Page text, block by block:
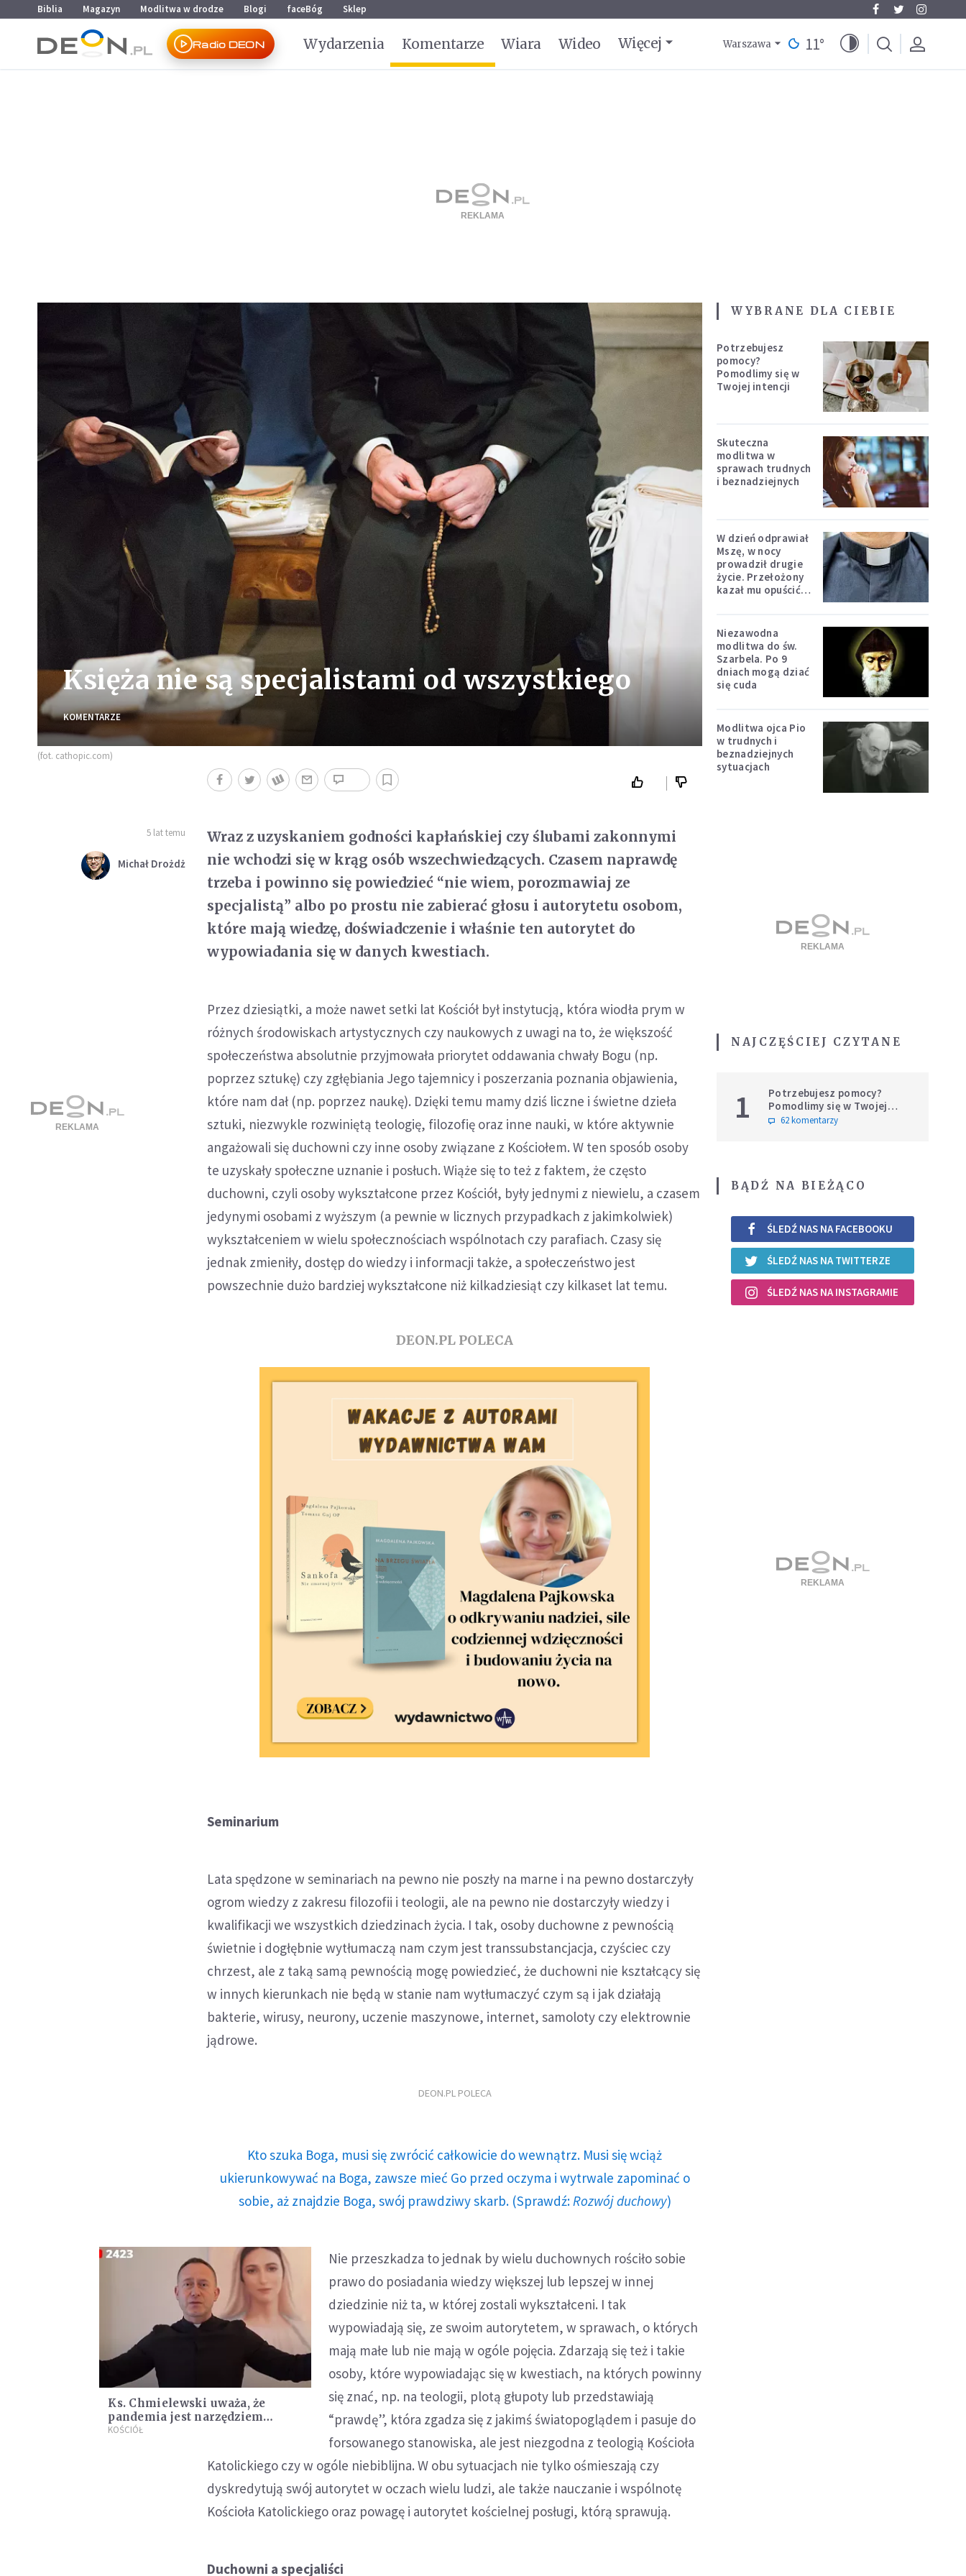
Przejdź do menu głównego
Przejdź do treści
Biblia Magazyn Modlitwa w drodze Blogi faceBóg Sklep
Radio DEON Wydarzenia Komentarze Wiara Wideo Więcej Warszawa 11°
Księża nie są specjalistami od wszystkiego
KOMENTARZE
(fot. cathopic.com)
5 lat temu
Michał Drożdż
Wraz z uzyskaniem godności kapłańskiej czy ślubami zakonnymi
nie wchodzi się w krąg osób wszechwiedzących. Czasem naprawdę
trzeba i powinno się powiedzieć “nie wiem, porozmawiaj ze
specjalistą” albo po prostu nie zabierać głosu i autorytetu osobom,
które mają wiedzę, doświadczenie i właśnie ten autorytet do
wypowiadania się w danych kwestiach.
Przez dziesiątki, a może nawet setki lat Kościół był instytucją, która wiodła prym w
różnych środowiskach artystycznych czy naukowych z uwagi na to, że większość
społeczeństwa absolutnie przyjmowała priorytet oddawania chwały Bogu (np.
poprzez sztukę) czy zgłębiania Jego tajemnicy i poszerzania poznania objawienia,
które nam dał (np. poprzez naukę). Dzięki temu mamy dziś liczne i świetne dzieła
sztuki, niezwykle rozwiniętą teologię, filozofię oraz inne nauki, w które aktywnie
angażowali się duchowni czy inne osoby związane z Kościołem. W ten sposób osoby
te uzyskały społeczne uznanie i posłuch. Wiąże się to też z faktem, że często
duchowni, czyli osoby wykształcone przez Kościół, były jednymi z niewielu, a czasem
jedynymi osobami z wyższym (a pewnie w licznych przypadkach z jakimkolwiek)
wykształceniem w wielu społecznościach wspólnotach czy parafiach. Czasy się
jednak zmieniły, dostęp do wiedzy i informacji także, a społeczeństwo jest
powszechnie dużo bardziej wykształcone niż kilkadziesiąt czy kilkaset lat temu.
DEON.PL POLECA
Seminarium
Lata spędzone w seminariach na pewno nie poszły na marne i na pewno dostarczyły
ogrom wiedzy z zakresu filozofii i teologii, ale na pewno nie dostarczyły wiedzy i
kwalifikacji we wszystkich dziedzinach życia. I tak, osoby duchowne z pewnością
świetnie i dogłębnie wytłumaczą nam czym jest transsubstancjacja, czyściec czy
chrzest, ale z taką samą pewnością mogę powiedzieć, że duchowni nie kształcący się
w innych kierunkach nie będą w stanie nam wytłumaczyć czym są i jak działają
bakterie, wirusy, neurony, uczenie maszynowe, internet, samoloty czy elektrownie
jądrowe.
DEON.PL POLECA
Kto szuka Boga, musi się zwrócić całkowicie do wewnątrz. Musi się wciąż
ukierunkowywać na Boga, zawsze mieć Go przed oczyma i wytrwale zapominać o
sobie, aż znajdzie Boga, swój prawdziwy skarb. (Sprawdź: Rozwój duchowy)
Ks. Chmielewski uważa, że
pandemia jest narzędziem
szatana i nazywa ją "pandemią
KOŚCIÓŁ
Nie przeszkadza to jednak by wielu duchownych rościło sobie
prawo do posiadania wiedzy większej lub lepszej w innej
dziedzinie niż ta, w której zostali wykształceni. I tak
wypowiadają się, ze swoim autorytetem, w sprawach, o których
mają małe lub nie mają w ogóle pojęcia. Zdarzają się też i takie
osoby, które wypowiadając się w kwestiach, na których powinny
się znać, np. na teologii, plotą głupoty lub przedstawiają
“prawdę”, która zgadza się z jakimś światopoglądem i pasuje do
forsowanego stanowiska, ale jest niezgodna z teologią Kościoła
Katolickiego czy w ogóle niebiblijna. W obu sytuacjach nie tylko ośmieszają czy
dyskredytują swój autorytet w oczach wielu ludzi, ale także nauczanie i wspólnotę
Kościoła Katolickiego oraz powagę i autorytet kościelnej posługi, którą sprawują.
Duchowni a specjaliści
WYBRANE DLA CIEBIE
Potrzebujesz
pomocy?
Pomodlimy się w
Twojej intencji
Skuteczna
modlitwa w
sprawach trudnych
i beznadziejnych
W dzień odprawiał
Mszę, w nocy
prowadził drugie
życie. Przełożony
kazał mu opuścić
Niezawodna
modlitwa do św.
Szarbela. Po 9
dniach mogą dziać
się cuda
Modlitwa ojca Pio
w trudnych i
beznadziejnych
sytuacjach
NAJCZĘŚCIEJ CZYTANE
1
Potrzebujesz pomocy?
Pomodlimy się w Twojej
intencji
62 komentarzy
BĄDŹ NA BIEŻĄCO
ŚLEDŹ NAS NA FACEBOOKU
ŚLEDŹ NAS NA TWITTERZE
ŚLEDŹ NAS NA INSTAGRAMIE